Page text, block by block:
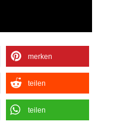
merken
teilen
teilen